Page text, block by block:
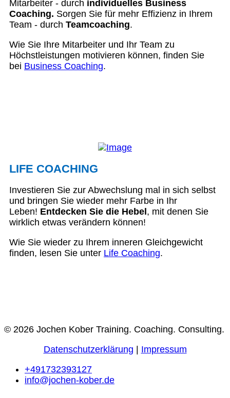
Mitarbeiter - durch individuelles Business
Coaching. Sorgen Sie für mehr Effizienz in Ihrem
Team - durch Teamcoaching.
Wie Sie Ihre Mitarbeiter und Ihr Team zu
Höchstleistungen motivieren können, finden Sie
bei Business Coaching.
LIFE COACHING
Investieren Sie zur Abwechslung mal in sich selbst
und bringen Sie wieder mehr Farbe in Ihr
Leben! Entdecken Sie die Hebel , mit denen Sie
wirklich etwas verändern können!
Wie Sie wieder zu Ihrem inneren Gleichgewicht
finden, lesen Sie unter Life Coaching.
© 2026 Jochen Kober Training. Coaching. Consulting.
Datenschutzerklärung
Impressum
+491732393127
info@jochen-kober.de